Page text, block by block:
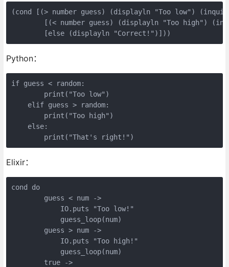
(cond [(> number guess) (displayln "Too low")
[(< number guess) (displayln "Too high")
        [else (displayln "Correct!")]))
Python：
if guess < random:
        print("Too low")
    elif guess > random:
        print("Too high")
    else:
        print("That's right!")
Elixir：
cond do
        guess < num ->
            IO.puts "Too low!"
            guess_loop(num)
        guess > num ->
            IO.puts "Too high!"
            guess_loop(num)
        true ->